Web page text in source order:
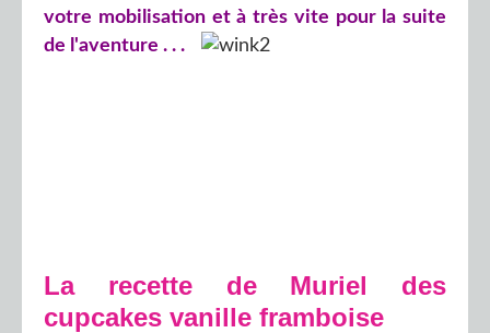
votre mobilisation et à très vite pour la suite
de l'aventure . . .
La recette de Muriel des
cupcakes vanille framboise